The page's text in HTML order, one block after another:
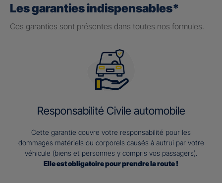
Les garanties indispensables*
Ces garanties sont présentes dans toutes nos formules.
Responsabilité Civile automobile
Cette garantie couvre votre responsabilité pour les
dommages matériels ou corporels causés à autrui par votre
véhicule (biens et personnes y compris vos passagers).
Elle est obligatoire pour prendre la route !